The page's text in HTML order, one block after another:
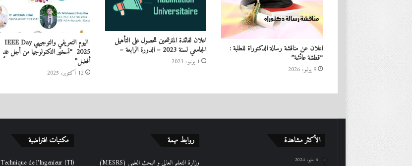
اعلان عن مناقشة رسالة الدكتوراة للطلبة :
“قطشة عائشة”
9 يوليو، 2026
اعلان لفائدة المترشحين للحصول على التأهيل
الجامعي لسنة 2023 – الدورة الرابعة –
1 يونيو، 2023
اليوم التعريفي والتوجيهي IEEE Day
2025 “تسخير التكنولوجيا من أجل غدٍ
أفضل”
12 أكتوبر، 2025
الأكثر مشاهدة
6 مايو، 2024
روابط مهمة
وزارة التعليم العالي و البحث العلمي (MESRS)
مكتبات افتراضية
Technique de l'Ingenieur (TI)